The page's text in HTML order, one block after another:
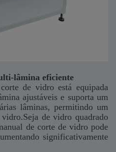
lâmina eficiente
de vidro está equipada
ajustáveis e suporta um
lâminas, permitindo um
de vidro quadrado
de corte de vidro pode
significativamente